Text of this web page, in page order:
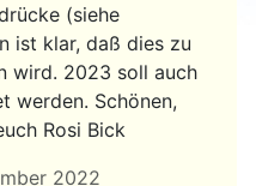
(siehe
ist klar, daß dies zu
wird. 2023 soll auch
werden. Schönen,
Rosi Bick
2022